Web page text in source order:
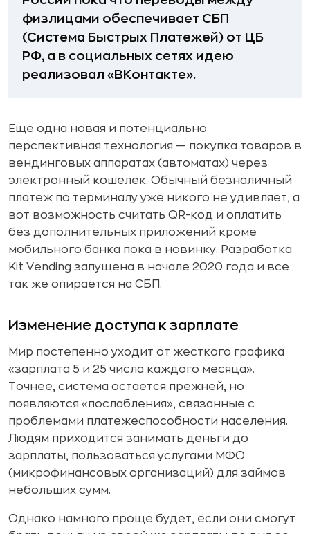
физлицами обеспечивает СБП
(Система Быстрых Платежей) от ЦБ
РФ, а в социальных сетях идею
реализовал «ВКонтакте».
Еще одна новая и потенциально
перспективная технология — покупка товаров в
вендинговых аппаратах (автоматах) через
электронный кошелек. Обычный безналичный
платеж по терминалу уже никого не удивляет, а
вот возможность считать QR-код и оплатить
без дополнительных приложений кроме
мобильного банка пока в новинку. Разработка
Kit Vending запущена в начале 2020 года и все
так же опирается на СБП.
Изменение доступа к зарплате
Мир постепенно уходит от жесткого графика
«зарплата 5 и 25 числа каждого месяца».
Точнее, система остается прежней, но
появляются «послабления», связанные с
проблемами платежеспособности населения.
Людям приходится занимать деньги до
зарплаты, пользоваться услугами МФО
(микрофинансовых организаций) для займов
небольших сумм.
Однако намного проще будет, если они смогут